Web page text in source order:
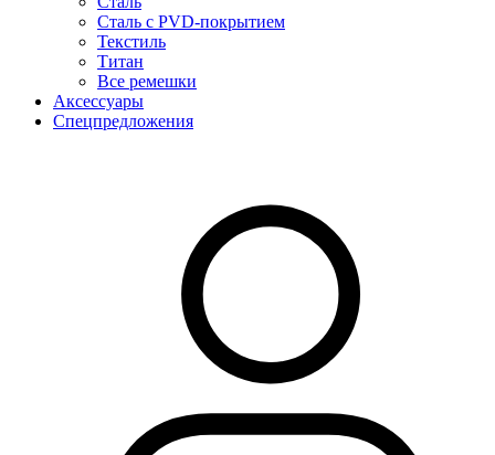
Сталь с PVD-покрытием
Текстиль
Титан
Все ремешки
Аксессуары
Спецпредложения